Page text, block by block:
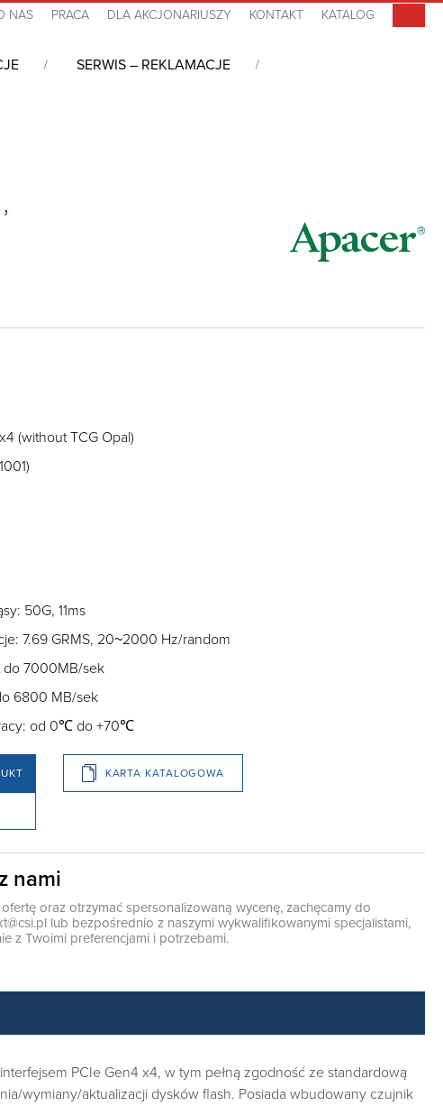
NAS PRACA DLA AKCJONARIUSZY KONTAKT KATALOG
SERWIS – REKLAMACJE
(without TCG Opal)
50G, 11ms
7.69 GRMS, 20~2000 Hz/random
do 7000MB/sek
6800 MB/sek
od 0℃ do +70℃
KARTA KATALOGOWA
nami
oraz otrzymać spersonalizowaną wycenę, zachęcamy do
lub bezpośrednio z naszymi wykwalifikowanymi specjalistami,
z Twoimi preferencjami i potrzebami.
PCIe Gen4 x4, w tym pełną zgodność ze standardową
wymiany/aktualizacji dysków flash. Posiada wbudowany czujnik